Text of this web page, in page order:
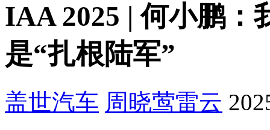
IAA 2025 | 何小鹏：
是“扎根陆军”
盖世汽车 周晓莺雷云